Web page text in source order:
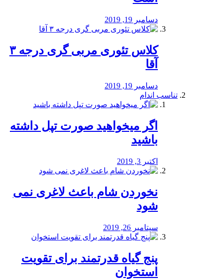
دسامبر 19, 2019
کلاس تئوری مربی گری درجه ۳
آقا
دسامبر 19, 2019
تناسب اندام
اگر میخواهید صورت تپل داشته
باشید
اکتبر 3, 2019
نخوردن شام باعث لاغری نمی
‌شود
سپتامبر 26, 2019
پنج گیاه قدرتمند برای تقویت
استخوان